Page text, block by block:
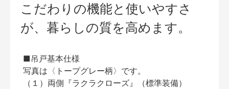
こだわりの機能と使いやすさ
が、暮らしの質を高めます。
■吊戸基本仕様
写真は〈トープグレー柄〉です。
（１）両側『ラクラクローズ』（標準装備）